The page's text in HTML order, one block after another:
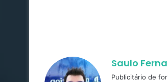
Saulo
Publicitário de